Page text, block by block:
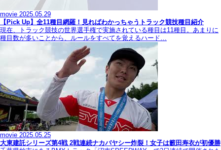
movie 2025.05.29
【Pick Up】全11種目網羅！見ればわかっちゃうトラック競技種目紹介
現在、トラック競技の世界選手権で実施されている種目は11種目。あまりに
種目数が多いことから、ルールをすべてを覚えるハード…
movie 2025.05.25
大東建託シリーズ第4戦 2戦連続ナカバヤシー炸裂！女子は籔田寿衣が初優勝